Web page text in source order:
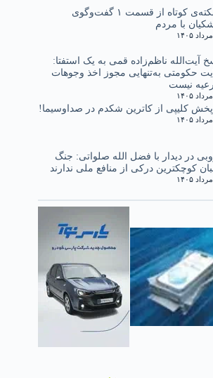
۶ نکته‌ی کوتاه از قسمت ۱ گفت‌وگوی
با مردم
آیت‌الله ناظم‌زاده قمی به یک استفتا:
حکومتی به‌تنهایی مجوز اخذ وجوهات
نیست
کلیپی از کاترین شکدم در صداوسیما!
در دیدار با فضل الله صلواتی: جنگ
کوچکترین درکی از منافع ملی ندارند